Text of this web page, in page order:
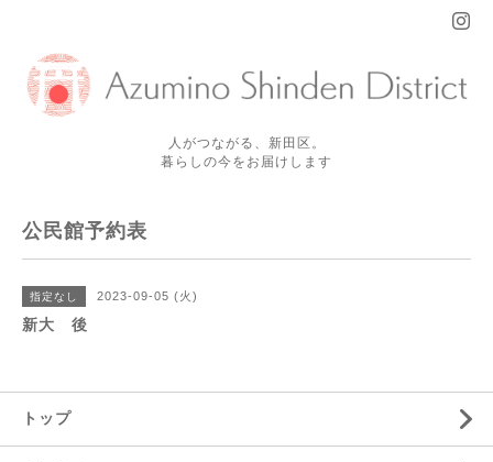
人がつながる、新田区。
暮らしの今をお届けします
公民館予約表
指定なし 2023-09-05 (火)
新大 後
トップ